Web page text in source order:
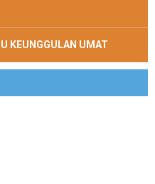
KEUNGGULAN UMAT